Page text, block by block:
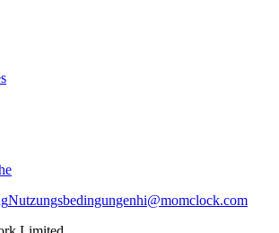
Nutzungsbedingungenhi@momclock.com